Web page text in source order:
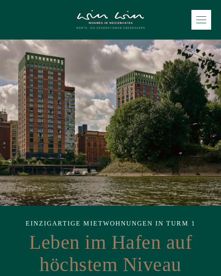
EINZIGARTIGE MIETWOHNUNGEN IN TURM 1
Leben im Hafen auf
höchstem Niveau